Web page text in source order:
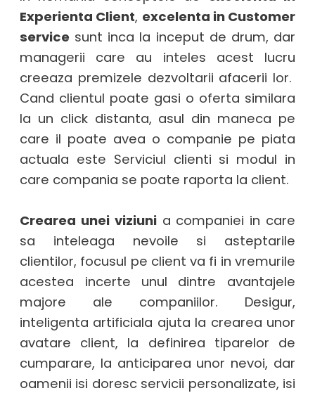
Experienta Client, excelenta in Customer
service sunt inca la inceput de drum, dar
managerii care au inteles acest lucru
creeaza premizele dezvoltarii afacerii lor.
Cand clientul poate gasi o oferta similara
la un click distanta, asul din maneca pe
care il poate avea o companie pe piata
actuala este Serviciul clienti si modul in
care compania se poate raporta la client.
Crearea unei viziunia companiei in care
sa inteleaga nevoile si asteptarile
clientilor, focusul pe client va fi in vremurile
acestea incerte unul dintre avantajele
majore ale companiilor. Desigur,
inteligenta artificiala ajuta la crearea unor
avatare client, la definirea tiparelor de
cumparare, la anticiparea unor nevoi, dar
oamenii isi doresc servicii personalizate, isi